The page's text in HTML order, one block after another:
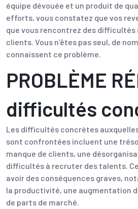
équipe dévouée et un produit de
efforts, vous constatez que vos
que vous rencontrez des difficultés
clients. Vous n’êtes pas seul, de
connaissent ce problème.
PROBLÈME
difficultés
Les difficultés concrètes
sont confrontées incluent une
manque de clients, une
difficultés à recruter des talents.
avoir des conséquences graves,
la productivité, une augmentation
de parts de marché.